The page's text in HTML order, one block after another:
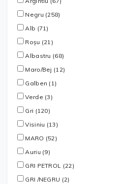
Negru (258)
Alb (71)
Roșu (21)
Albastru (68)
Maro/Bej (12)
Galben (1)
Verde (3)
Gri (120)
Visiniu (13)
MARO (52)
Auriu (9)
GRI PETROL (22)
GRI /NEGRU (2)